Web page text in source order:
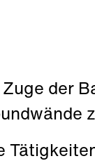
Zuge der